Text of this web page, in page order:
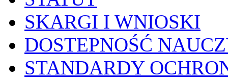
SKARGI I WNIOSKI
DOSTEPNOŚĆ
STANDARDY